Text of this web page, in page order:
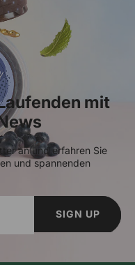
mit
an und erfahren Sie
und spannenden
SIGN UP